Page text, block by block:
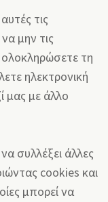
τις
μην τις
τη
ηλεκτρονική
μας με άλλο
συλλέξει άλλες
cookies και
μπορεί να